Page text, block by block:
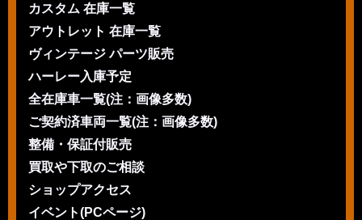
カスタム 在庫一覧
アウトレット 在庫一覧
ヴィンテージ パーツ販売
ハーレー入庫予定
全在庫車一覧(注：画像多数)
ご契約済車両一覧(注：画像多数)
整備・保証付販売
買取や下取のご相談
ショップアクセス
イベント(PCページ)